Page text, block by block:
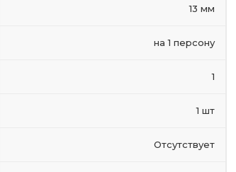
13 мм
на 1 персону
1
1 шт
Отсутствует